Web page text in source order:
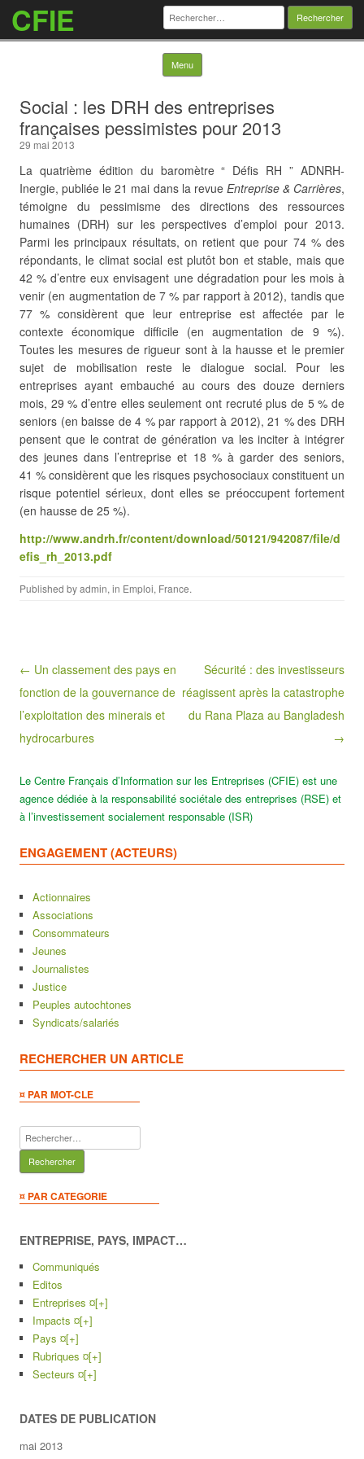
CFIE Rechercher :
Menu Skip to content
Social : les DRH des entreprises
françaises pessimistes pour 2013
29 mai 2013
La quatrième édition du baromètre “ Défis RH ” ADNRH-
Inergie, publiée le 21 mai dans la revue Entreprise & Carrières,
témoigne du pessimisme des directions des ressources
humaines (DRH) sur les perspectives d’emploi pour 2013.
Parmi les principaux résultats, on retient que pour 74 % des
répondants, le climat social est plutôt bon et stable, mais que
42 % d’entre eux envisagent une dégradation pour les mois à
venir (en augmentation de 7 % par rapport à 2012), tandis que
77 % considèrent que leur entreprise est affectée par le
contexte économique difficile (en augmentation de 9 %).
Toutes les mesures de rigueur sont à la hausse et le premier
sujet de mobilisation reste le dialogue social. Pour les
entreprises ayant embauché au cours des douze derniers
mois, 29 % d’entre elles seulement ont recruté plus de 5 % de
seniors (en baisse de 4 % par rapport à 2012), 21 % des DRH
pensent que le contrat de génération va les inciter à intégrer
des jeunes dans l’entreprise et 18 % à garder des seniors,
41 % considèrent que les risques psychosociaux constituent un
risque potentiel sérieux, dont elles se préoccupent fortement
(en hausse de 25 %).
http://www.andrh.fr/content/download/50121/942087/file/d
efis_rh_2013.pdf
Published byadmin, in Emploi, France.
Post navigation
← Un classement des pays en
fonction de la gouvernance de
l’exploitation des minerais et
hydrocarbures
Sécurité : des investisseurs
réagissent après la catastrophe
du Rana Plaza au Bangladesh
→
Le Centre Français d’Information sur les Entreprises (CFIE) est une
agence dédiée à la responsabilité sociétale des entreprises (RSE) et
à l’investissement socialement responsable (ISR)
ENGAGEMENT (ACTEURS)
Actionnaires
Associations
Consommateurs
Jeunes
Journalistes
Justice
Peuples autochtones
Syndicats/salariés
RECHERCHER UN ARTICLE
¤ PAR MOT-CLE
Rechercher :
¤ PAR CATEGORIE
ENTREPRISE, PAYS, IMPACT…
Communiqués
Editos
Entreprises ¤[+]
Impacts ¤[+]
Pays ¤[+]
Rubriques ¤[+]
Secteurs ¤[+]
DATES DE PUBLICATION
mai 2013